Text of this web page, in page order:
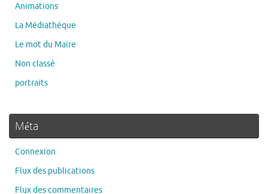
Animations
La Médiathèque
Le mot du Maire
Non classé
portraits
Méta
Connexion
Flux des publications
Flux des commentaires